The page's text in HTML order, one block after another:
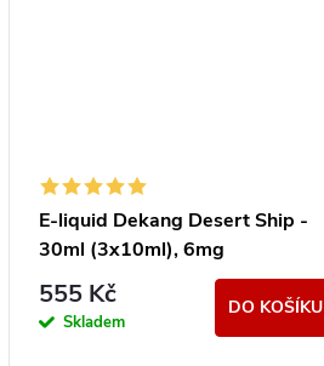
E-liquid Dekang Desert Ship -
30ml (3x10ml), 6mg
555 Kč
Skladem
DO KOŠÍKU